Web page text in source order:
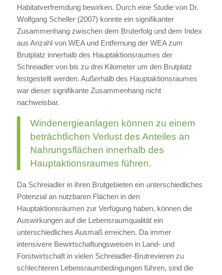
Habitatverfremdung bewirken. Durch eine Studie von Dr.
Wolfgang Scheller (2007) konnte ein signifikanter
Zusammenhang zwischen dem Bruterfolg und dem Index
aus Anzahl von WEA und Entfernung der WEA zum
Brutplatz innerhalb des Hauptaktionsraumes der
Schreiadler von bis zu drei Kilometer um den Brutplatz
festgestellt werden. Außerhalb des Hauptaktionsraumes
war dieser signifikante Zusammenhang nicht
nachweisbar.
Windenergieanlagen können zu einem
beträchtlichen Verlust des Anteiles an
Nahrungsflächen innerhalb des
Hauptaktionsraumes führen.
Da Schreiadler in ihren Brutgebieten ein unterschiedliches
Potenzial an nutzbaren Flächen in den
Hauptaktionsräumen zur Verfügung haben, können die
Auswirkungen auf die Lebensraumqualität ein
unterschiedliches Ausmaß erreichen. Da immer
intensivere Bewirtschaftungsweisen in Land- und
Forstwirtschaft in vielen Schreiadler-Brutrevieren zu
schlechteren Lebensraumbedingungen führen, sind die